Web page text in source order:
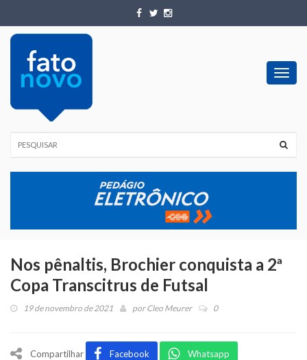
Nos pênaltis, Brochier conquista a 2ª
Copa Transcitrus de Futsal
19 de novembro de 2021 porCleo Meurer 0
Compartilhar Facebook Whatsapp